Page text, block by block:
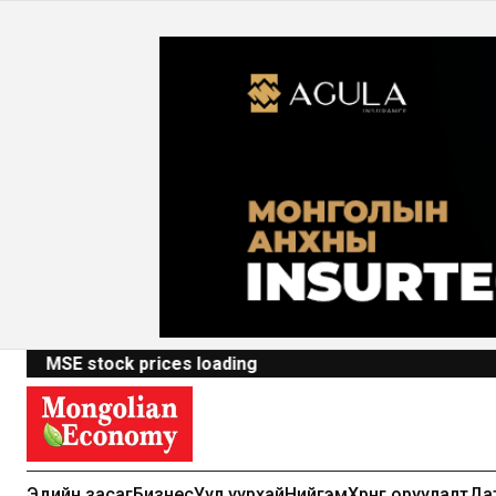
MSE stock prices loading